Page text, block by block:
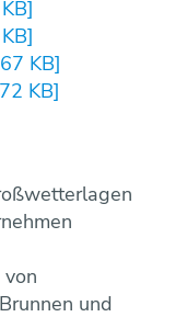
Leckortung
KB]
KB]
und